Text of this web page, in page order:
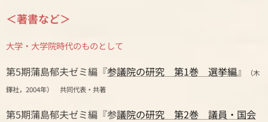
＜著書など＞
大学・大学院時代のものとして
第5期蒲島郁夫ゼミ編『参議院の研究 第1巻 選挙編』
（木
鐸社，2004年） 共同代表・共著
第5期蒲島郁夫ゼミ編『参議院の研究 第2巻 議員・国会